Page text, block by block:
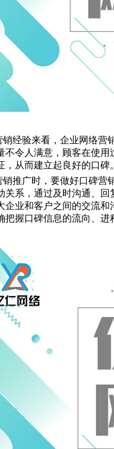
经验来看，企业网络营
令人满意，顾客在使
从而建立起良好的口碑。
推广时，要做好口碑营
系，通过及时沟通、
业和客户之间的交流
握口碑信息的流向、